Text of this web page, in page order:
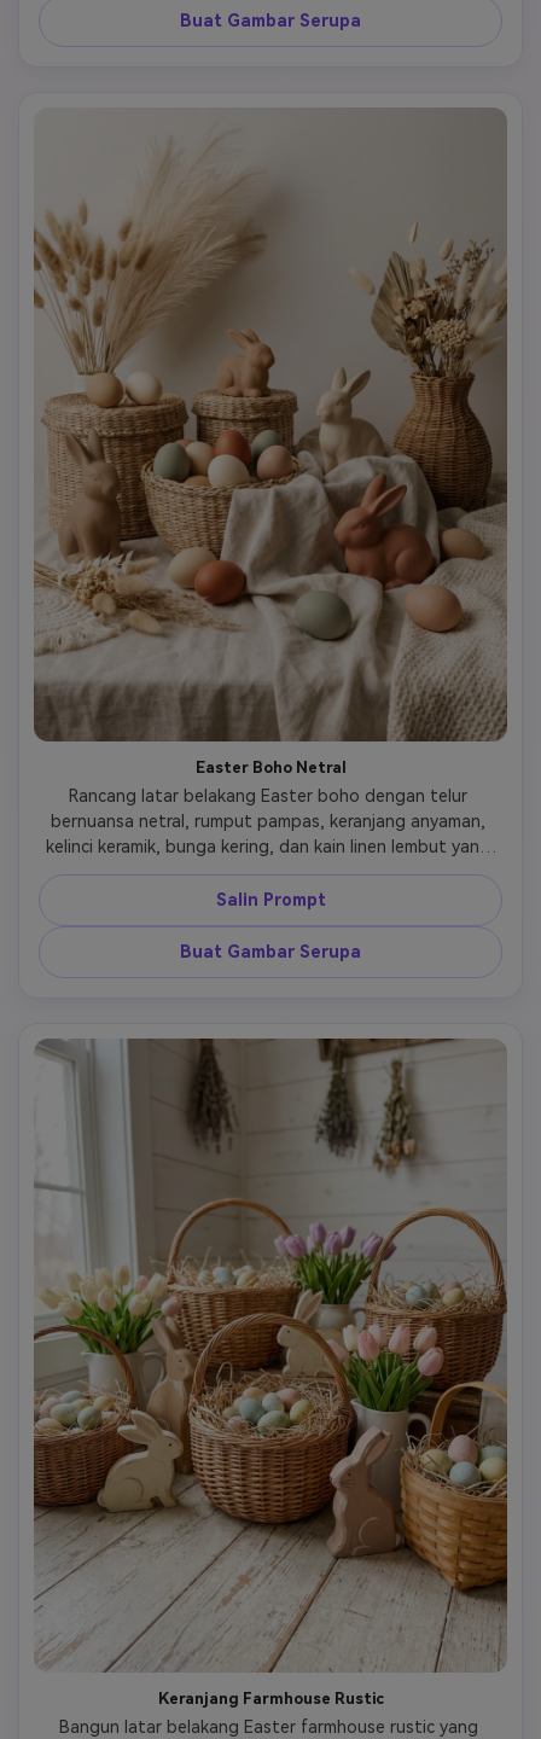
organik dengan pink berdebu, hijau lumut, beige, dan
cokelat. Susun adegan sebagai close-up intim dengan
Buat Gambar Serupa
Easter Boho Netral
Rancang latar belakang Easter boho dengan telur
bernuansa netral, rumput pampas, keranjang anyaman,
kelinci keramik, bunga kering, dan kain linen lembut yang
disusun dalam setting studio yang tenang. Gunakan pasir,
krim, terrakota, sage redup, dan blush hangat daripada
warna permen cerah. Jaga pencahayaan tetap lembut dan
editorial, dengan tekstur halus dan komposisi yang
elegan. Adegan harus terasa modern, berselera tinggi,
visual liburan bergaya kartun.
Salin Prompt
Buat Gambar Serupa
Keranjang Farmhouse Rustic
Bangun latar belakang Easter farmhouse rustic yang